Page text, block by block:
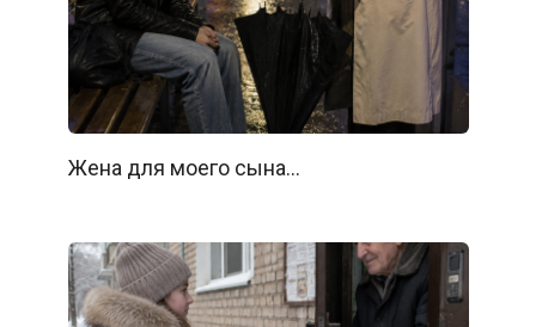
Жена для моего сына…